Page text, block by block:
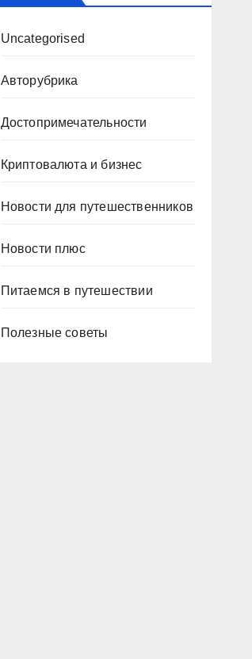
Uncategorised
Авторубрика
Достопримечательности
Криптовалюта и бизнес
Новости для путешественников
Новости плюс
Питаемся в путешествии
Полезные советы